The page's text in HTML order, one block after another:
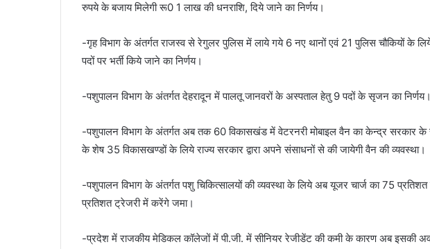
रुपये के बजाय मिलेगी रू0 1 लाख की धनराशि, दिये जाने का निर्णय।
-गृह विभाग के अंतर्गत राजस्व से रेगुलर पुलिस में लाये गये 6 नए थानों एवं 21 पुलिस चौकियों के
पदों पर भर्ती किये जाने का निर्णय।
-पशुपालन विभाग के अंतर्गत देहरादून में पालतू जानवरों के अस्पताल हेतु 9 पदों के सृजन का निर्णय।
-पशुपालन विभाग के अंतर्गत अब तक 60 विकासखंड में वेटरनरी मोबाइल वैन का केन्द्र सरकार के
के शेष 35 विकासखण्डों के लिये राज्य सरकार द्वारा अपने संसाधनों से की जायेगी वैन की व्यवस्था।
-पशुपालन विभाग के अंतर्गत पशु चिकित्सालयों की व्यवस्था के लिये अब यूजर चार्ज का 75
प्रतिशत ट्रेजरी में करेंगे जमा।
-प्रदेश में राजकीय मेडिकल कॉलेजों में पी.जी. में सीनियर रेजीडेंट की कमी के कारण अब इसकी